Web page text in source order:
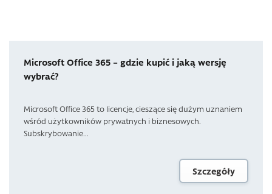
Microsoft Office 365 – gdzie kupić i jaką wersję
wybrać?
Microsoft Office 365 to licencje, cieszące się dużym uznaniem
wśród użytkowników prywatnych i biznesowych.
Subskrybowanie...
Szczegóły